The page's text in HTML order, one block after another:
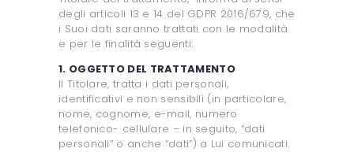
degli articoli 13 e 14 del GDPR 2016/679, che
i Suoi dati saranno trattati con le modalità
e per le finalità seguenti:
1. OGGETTO DEL TRATTAMENTO
Il Titolare, tratta i dati personali,
identificativi e non sensibili (in particolare,
nome, cognome, e-mail, numero
telefonico- cellulare – in seguito, “dati
personali” o anche “dati”) a Lui comunicati.